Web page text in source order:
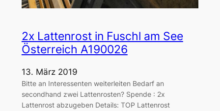
2x Lattenrost in Fuschl am See
Österreich A190026
13. März 2019
Bitte an Interessenten weiterleiten Bedarf an
secondhand zwei Lattenrosten? Spende : 2x
Lattenrost abzugeben Details: TOP Lattenrost